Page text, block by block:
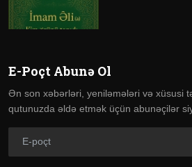
E-Poçt Abunə Ol
Ən son xəbərləri, yeniləmələri və xüsusi
qutunuzda əldə etmək üçün abunəçilər